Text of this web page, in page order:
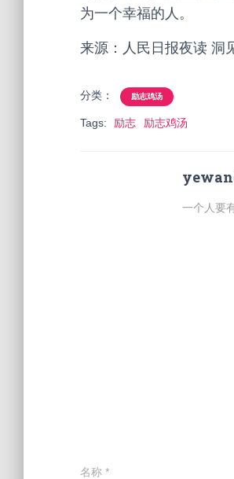
为一个幸福的人。
来源：人民日报夜读 洞
分类： 励志鸡汤
Tags: 励志 励志鸡汤
一个人要
名称 *